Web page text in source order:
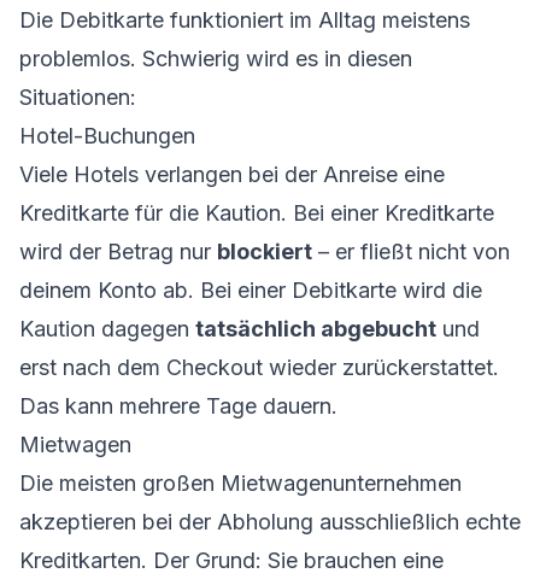
Die Debitkarte funktioniert im Alltag meistens
problemlos. Schwierig wird es in diesen
Situationen:
Hotel-Buchungen
Viele Hotels verlangen bei der Anreise eine
Kreditkarte für die Kaution. Bei einer Kreditkarte
wird der Betrag nur blockiert – er fließt nicht von
deinem Konto ab. Bei einer Debitkarte wird die
Kaution dagegen tatsächlich abgebucht und
erst nach dem Checkout wieder zurückerstattet.
Das kann mehrere Tage dauern.
Mietwagen
Die meisten großen Mietwagenunternehmen
akzeptieren bei der Abholung ausschließlich echte
Kreditkarten. Der Grund: Sie brauchen eine